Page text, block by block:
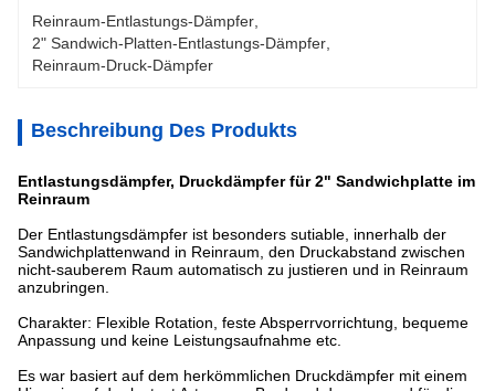
Reinraum-Entlastungs-Dämpfer
2" Sandwich-Platten-Entlastungs-Dämpfer
Reinraum-Druck-Dämpfer
Beschreibung Des Produkts
Entlastungsdämpfer, Druckdämpfer für 2" Sandwichplatte im
Reinraum
Der Entlastungsdämpfer ist besonders sutiable, innerhalb der
Sandwichplattenwand in Reinraum, den Druckabstand zwischen
nicht-sauberem Raum automatisch zu justieren und in Reinraum
anzubringen.
Charakter: Flexible Rotation, feste Absperrvorrichtung, bequeme
Anpassung und keine Leistungsaufnahme etc.
Es war basiert auf dem herkömmlichen Druckdämpfer mit einem